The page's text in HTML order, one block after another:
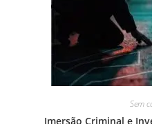
Sem
Imersão Criminal e